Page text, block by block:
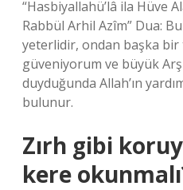
“Hasbiyallahü’lâ ila Hüve
Rabbül Arhil Azîm” Dua:
yeterlidir, ondan başka bir
güveniyorum ve büyük
duyduğunda Allah’ın
bulunur.
Zırh gibi
kere